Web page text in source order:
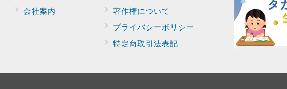
会社案内
著作権について
プライバシーポリシー
特定商取引法表記